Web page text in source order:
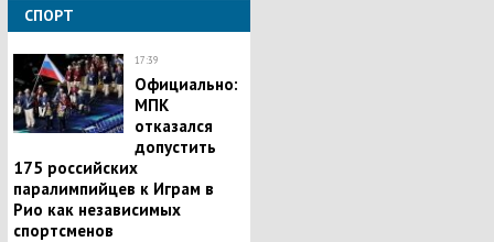
СПОРТ
17:39
Официально:
МПК
отказался
допустить
175 российских
паралимпийцев к Играм в
Рио как независимых
спортсменов